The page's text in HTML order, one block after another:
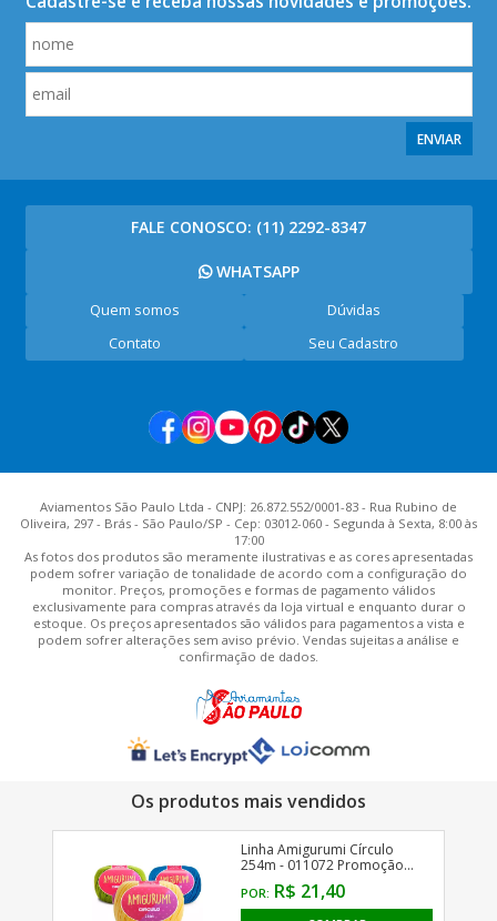
ENVIAR
FALE CONOSCO: (11) 2292-8347
WHATSAPP
Quem somos
Dúvidas
Contato
Seu Cadastro
Aviamentos São Paulo Ltda - CNPJ: 26.872.552/0001-83 - Rua Rubino de
Oliveira, 297 - Brás - São Paulo/SP - Cep: 03012-060 - Segunda à Sexta, 8:00 às
17:00
As fotos dos produtos são meramente ilustrativas e as cores apresentadas
podem sofrer variação de tonalidade de acordo com a configuração do
monitor. Preços, promoções e formas de pagamento válidos
exclusivamente para compras através da loja virtual e enquanto durar o
estoque. Os preços apresentados são válidos para pagamentos a vista e
podem sofrer alterações sem aviso prévio. Vendas sujeitas a análise e
confirmação de dados.